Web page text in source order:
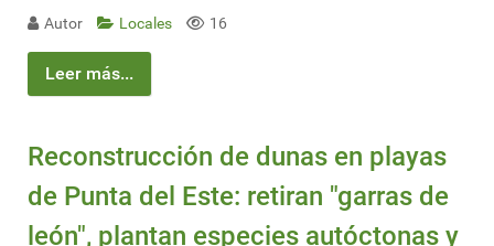
Autor Locales 16
Leer más...
Reconstrucción de dunas en playas
de Punta del Este: retiran "garras de
león", plantan especies autóctonas y